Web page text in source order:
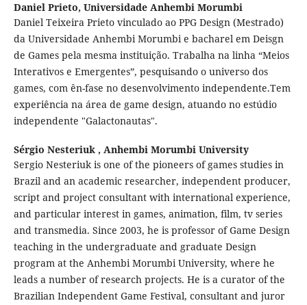
Daniel Prieto, Universidade Anhembi Morumbi
Daniel Teixeira Prieto vinculado ao PPG Design (Mestrado)
da Universidade Anhembi Morumbi e bacharel em Deisgn
de Games pela mesma instituição. Trabalha na linha “Meios
Interativos e Emergentes”, pesquisando o universo dos
games, com ên-fase no desenvolvimento independente.Tem
experiência na área de game design, atuando no estúdio
independente "Galactonautas".
Sérgio Nesteriuk , Anhembi Morumbi University
Sergio Nesteriuk is one of the pioneers of games studies in
Brazil and an academic researcher, independent producer,
script and project consultant with international experience,
and particular interest in games, animation, film, tv series
and transmedia. Since 2003, he is professor of Game Design
teaching in the undergraduate and graduate Design
program at the Anhembi Morumbi University, where he
leads a number of research projects. He is a curator of the
Brazilian Independent Game Festival, consultant and juror